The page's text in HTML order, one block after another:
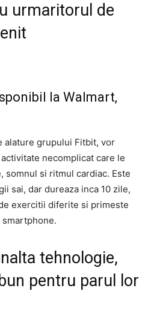
urmaritorul de
la Walmart,
alature grupului Fitbit, vor
necomplicat care le
somnul si ritmul cardiac. Este
sai, dar dureaza inca 10 zile,
exercitii diferite si primeste
tehnologie,
pentru parul lor